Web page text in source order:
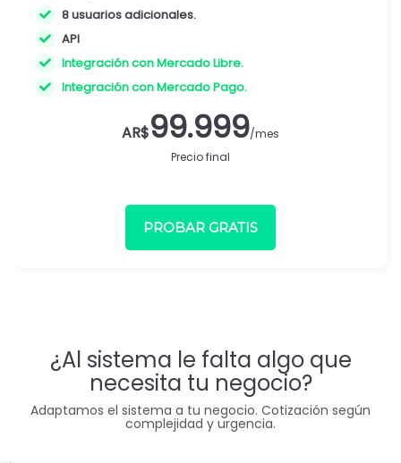
8 usuarios adicionales.
API
Integración con Mercado Libre.
Integración con Mercado Pago.
AR$99.999/mes
Precio final
PROBAR GRATIS
¿Al sistema le falta algo que
necesita tu negocio?
Adaptamos el sistema a tu negocio. Cotización según
complejidad y urgencia.